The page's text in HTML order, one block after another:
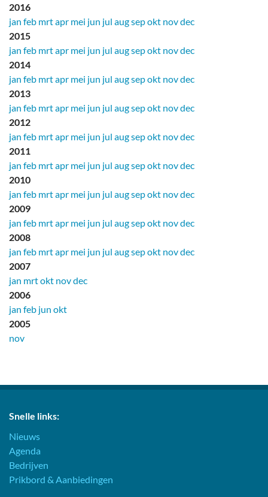
2016
jan feb mrtapr mei jun jul augsepokt novdec
2015
jan feb mrtapr mei jun jul augsepokt novdec
2014
jan feb mrtapr mei jun jul augsepokt novdec
2013
jan feb mrtapr mei jun jul augsepokt novdec
2012
jan feb mrtapr mei jun jul augsepokt novdec
2011
jan feb mrtapr mei jun jul augsepokt novdec
2010
jan feb mrtapr mei jun jul augsepokt novdec
2009
jan feb mrtapr mei jun jul augsepokt novdec
2008
jan feb mrtapr mei jun jul augsepokt novdec
2007
jan mrtokt novdec
2006
jan feb jun okt
2005
nov
Snelle links:
Nieuws
Agenda
Bedrijven
Prikbord & Aanbiedingen